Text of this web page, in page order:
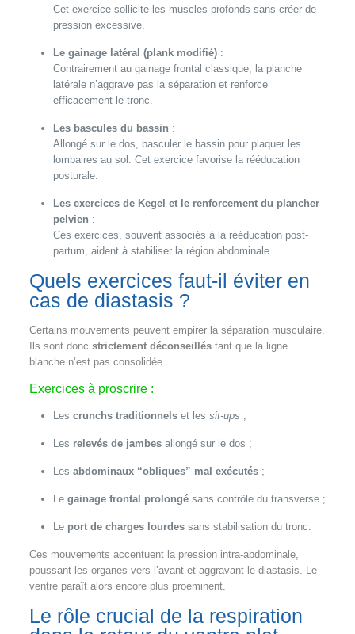
Cet exercice sollicite les muscles profonds sans créer de
pression excessive.
Le gainage latéral (plank modifié):
Contrairement au gainage frontal classique, la planche
latérale n’aggrave pas la séparation et renforce
efficacement le tronc.
Les bascules du bassin :
Allongé sur le dos, basculer le bassin pour plaquer les
lombaires au sol. Cet exercice favorise la rééducation
posturale.
Les exercices de Kegel et le renforcement du plancher
pelvien :
Ces exercices, souvent associés à la rééducation post-
partum, aident à stabiliser la région abdominale.
Quels exercices faut-il éviter en
cas de diastasis ?
Certains mouvements peuvent empirer la séparation musculaire.
Ils sont donc strictement déconseilléstant que la ligne
blanche n’est pas consolidée.
Exercices à proscrire :
Les crunchs traditionnelset les sit-ups ;
Les relevés de jambesallongé sur le dos ;
Les abdominaux “obliques” mal exécutés;
Le gainage frontal prolongésans contrôle du transverse ;
Le port de charges lourdessans stabilisation du tronc.
Ces mouvements accentuent la pression intra-abdominale,
poussant les organes vers l’avant et aggravant le diastasis. Le
ventre paraît alors encore plus proéminent.
Le rôle crucial de la respiration